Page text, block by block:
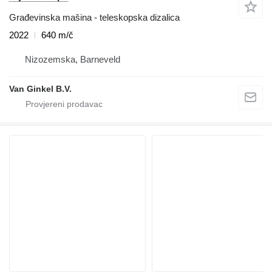
Građevinska mašina - teleskopska dizalica
2022
640 m/č
Nizozemska, Barneveld
Van Ginkel B.V.